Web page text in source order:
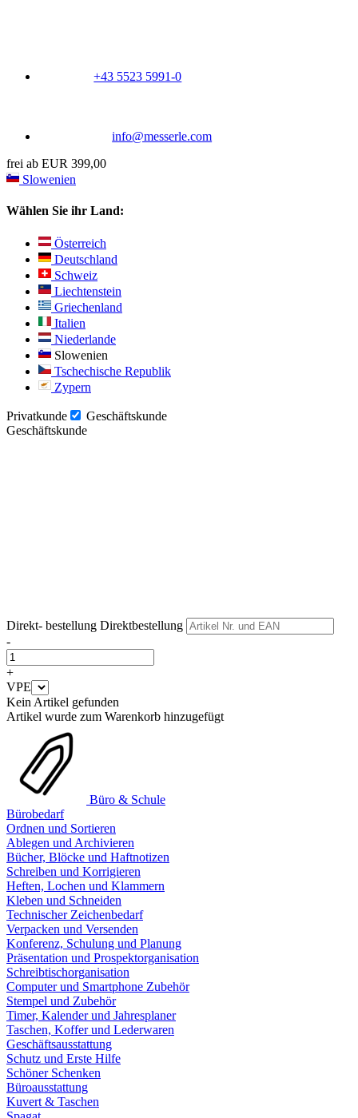
+43 5523 5991-0
info@messerle.com
frei ab EUR 399,00
Slowenien
Wählen Sie ihr Land:
Österreich
Deutschland
Schweiz
Liechtenstein
Griechenland
Italien
Niederlande
Slowenien
Tschechische Republik
Zypern
Privatkunde
Geschäftskunde
Geschäftskunde
Direkt- bestellung Direktbestellung
-
+
VPE
Kein Artikel gefunden
Artikel wurde zum Warenkorb hinzugefügt
Büro & Schule
Bürobedarf
Ordnen und Sortieren
Ablegen und Archivieren
Bücher, Blöcke und Haftnotizen
Schreiben und Korrigieren
Heften, Lochen und Klammern
Kleben und Schneiden
Technischer Zeichenbedarf
Verpacken und Versenden
Konferenz, Schulung und Planung
Präsentation und Prospektorganisation
Schreibtischorganisation
Computer und Smartphone Zubehör
Stempel und Zubehör
Timer, Kalender und Jahresplaner
Taschen, Koffer und Lederwaren
Geschäftsausstattung
Schutz und Erste Hilfe
Schöner Schenken
Büroausstattung
Kuvert & Taschen